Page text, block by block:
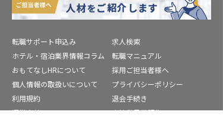
転職サポート申込み
求人検索
ホテル・宿泊業界情報コラム
転職マニュアル
おもてなしHRについて
採用ご担当者様へ
個人情報の取扱いについて
プライバシーポリシー
利用規約
退会手続き